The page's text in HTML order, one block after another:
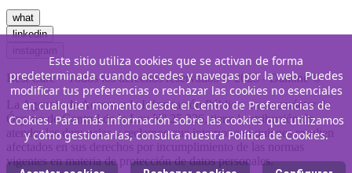
what
linkedin
instagram
Best Care – Todos los derechos reservados © 2025 - Danone ©
La Agencia de Acceso a la Información Pública, en su carácter de
Órgano de Control de la Ley N° 25.326, tiene la atribución de
atender las denuncias y reclamos que interpongan quienes resulten
afectados en sus derechos por incumplimiento de las normas
vigentes en materia de protección de datos personales.
Este sitio utiliza cookies que se activan de forma
predeterminada cuando accedes y navegas por la web. Puedes
modificar tus preferencias o rechazar las cookies no esenciales
en cualquier momento desde el Centro de Preferencias de
Cookies. Para más información sobre las cookies que utilizamos
y cómo gestionarlas, consulta nuestra Política de Cookies.